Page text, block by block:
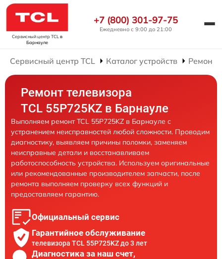
Сервисный центр TCL в
Барнауле
+7 (800) 301-97-75
Ежедневно с 9:00 до 21:00
Сервисный центр TCL Каталог устройств Ремонт
Ремонт телевизора
TCL 55P725KZ в Барнауле
Выполняем ремонт TCL 55P725KZ в Барнауле с
устранением неисправностей любой сложности. Проводим
диагностику, выявляем причины поломки, заменяем
неисправные детали и восстанавливаем
работоспособность устройства. Используем оригинальные
или рекомендованные производителем запчасти, после
ремонта выполняем проверку всех функций и
предоставляем гарантию.
Официальный сервис
Гарантийное обслуживание
телевизора TCL 55P725KZ до 3 лет
Диагностика за наш счет,